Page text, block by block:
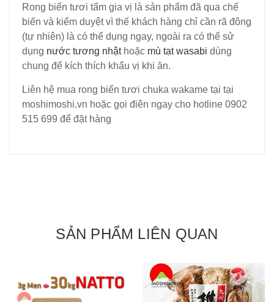
Rong biển tươi tẩm gia vị là sản phẩm đã qua chế
biến và kiểm duyệt vì thế khách hàng chỉ cần rã đông
(tự nhiên) là có thể dụng ngay, ngoài ra có thể sử
dụng nước tương nhậthoặc mù tạt wasabi dùng
chung để kích thích khẩu vị khi ăn.
Liên hệ mua rong biển tươi chuka wakame tại tại
moshimoshi.vn hoặc gọi điên ngay cho hotline 0902
515 699 để đặt hàng
SẢN PHẨM LIÊN QUAN